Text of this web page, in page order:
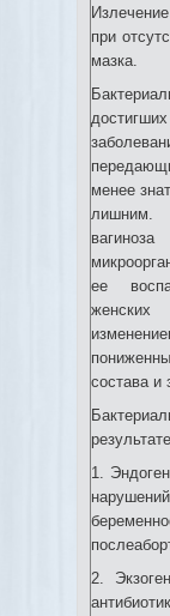
при
мазка.
менее
лишним.
ее
женских
состава и
1.
2.